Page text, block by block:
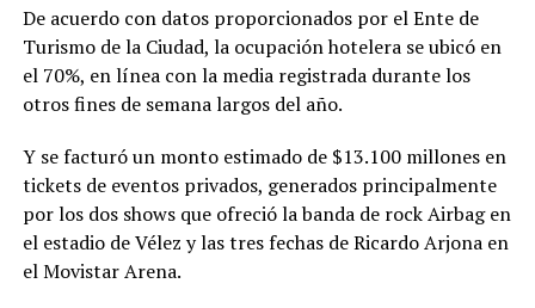
De acuerdo con datos proporcionados por el Ente de
Turismo de la Ciudad, la ocupación hotelera se ubicó en
el 70%, en línea con la media registrada durante los
otros fines de semana largos del año.
Y se facturó un monto estimado de $13.100 millones en
tickets de eventos privados, generados principalmente
por los dos shows que ofreció la banda de rock Airbag en
el estadio de Vélez y las tres fechas de Ricardo Arjona en
el Movistar Arena.